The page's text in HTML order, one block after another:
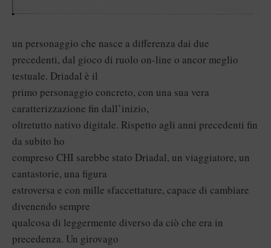
un personaggio che nasce a differenza dai due
precedenti, dal gioco di ruolo on-line o ancor meglio
testuale. Driadal è il
primo personaggio concreto, con una sua vera
caratterizzazione fin dall’inizio,
oltretutto nativo digitale. Rispetto agli anni precedenti fin
da subito ho
compreso CHI sarebbe stato Driadal, un viaggiatore, un
cantastorie, una figura
estroversa e con mille sfaccettature, capace di cambiare
divenendo sempre
qualcosa di leggermente diverso da ciò che era in
precedenza. Un girovago